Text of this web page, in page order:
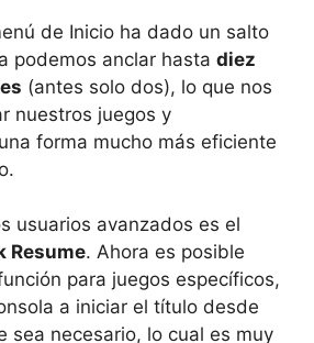
de Inicio ha dado un salto
podemos anclar hasta diez
(antes solo dos), lo que nos
nuestros juegos y
forma mucho más eficiente
usuarios avanzados es el
Resume. Ahora es posible
para juegos específicos,
a iniciar el título desde
sea necesario, lo cual es muy